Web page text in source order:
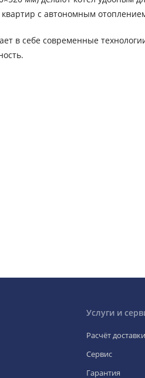
с автономным
в себе современные
Услуги и
Расчёт доставки
Сервис
Гарантия